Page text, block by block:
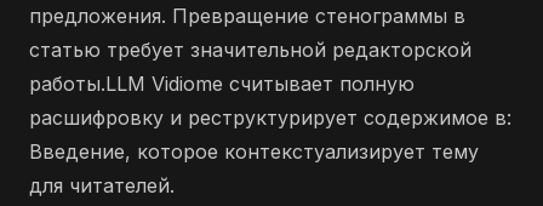
предложения. Превращение стенограммы в
статью требует значительной редакторской
работы.LLM Vidiome считывает полную
расшифровку и реструктурирует содержимое в:
Введение, которое контекстуализирует тему
для читателей.